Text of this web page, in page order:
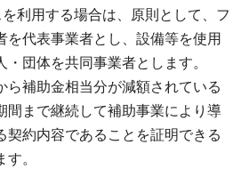
利用する場合は、原則として、フ
を代表事業者とし、設備等を使用
団体を共同事業者とします。
ら補助金相当分が減額されている
間まで継続して補助事業により導
契約内容であることを証明できる
。